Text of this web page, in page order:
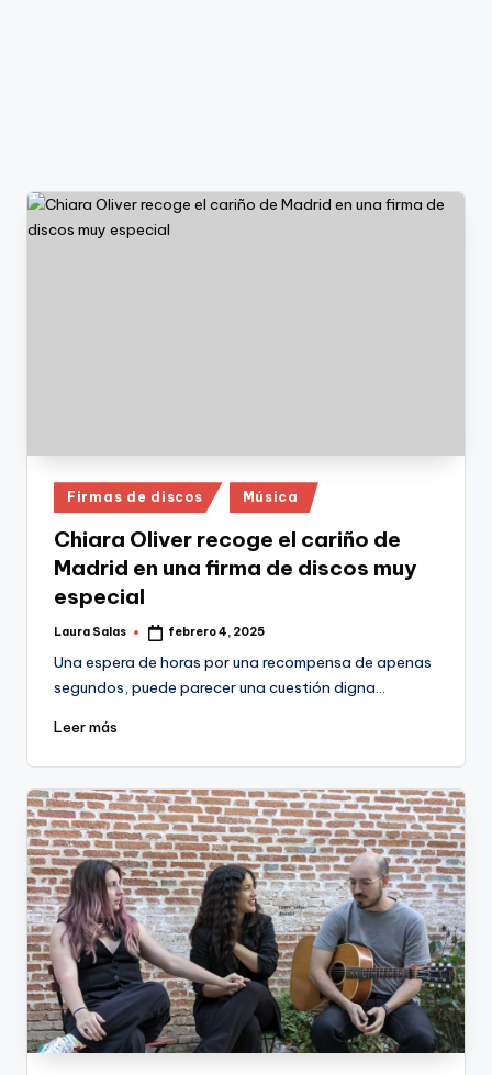
Publicado
en
Firmas de discos Música
Chiara Oliver recoge el cariño de
Madrid en una firma de discos muy
especial
Publicado
Laura Salas febrero 4, 2025
Una espera de horas por una recompensa de apenas
segundos, puede parecer una cuestión digna…
Leer más